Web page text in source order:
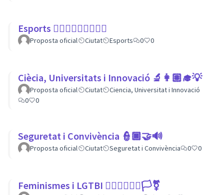
Esports 🏃🏾‍♀⛹🏼‍♀🏄🏼‍♂
Proposta oficial Ciutat Esports 0 0
Ciècia, Universitats i Innovació 🔬👩🏽‍🎓💡
Proposta oficial Ciutat
Ciencia, Universitat i Innovació
0
0
Seguretat i Convivència 👮🏿🤝🔊
Proposta oficial Ciutat Seguretat i Convivència 0 0
Feminismes i LGTBI 💁🏽‍♀👩‍❤️‍👩🏳️‍⚧️